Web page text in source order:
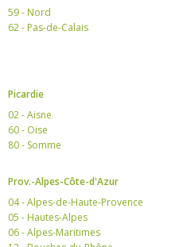
59 - Nord
62 - Pas-de-Calais
Picardie
02 - Aisne
60 - Oise
80 - Somme
Prov.-Alpes-Côte-d'Azur
04 - Alpes-de-Haute-Provence
05 - Hautes-Alpes
06 - Alpes-Maritimes